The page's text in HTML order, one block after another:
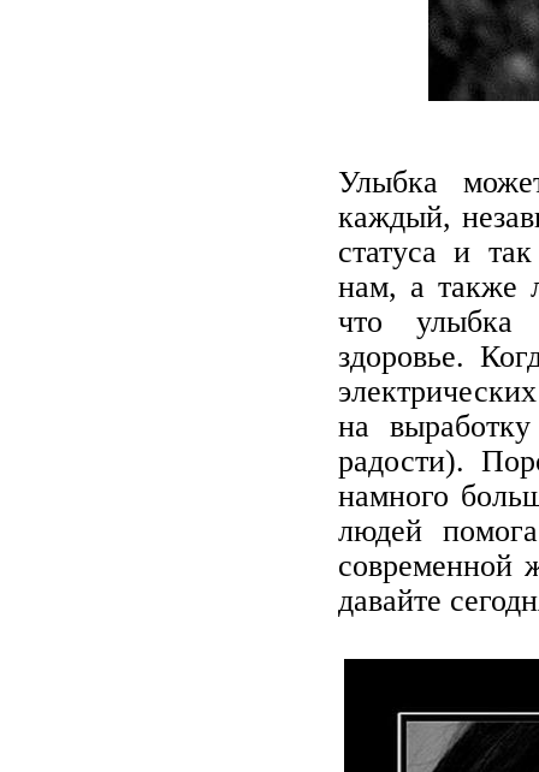
Улыбка
каждый,
статуса и
нам, а также
что улыбка
здоровье.
на
радости).
намного
людей
современной
давайте